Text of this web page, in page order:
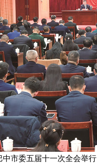
中市委五届十一次全会举行